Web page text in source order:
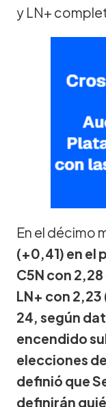
y LN+
En el décimo
(+0,41) en el
C5N con
LN+ con
24, según
encendido
elecciones
definió que
definirán